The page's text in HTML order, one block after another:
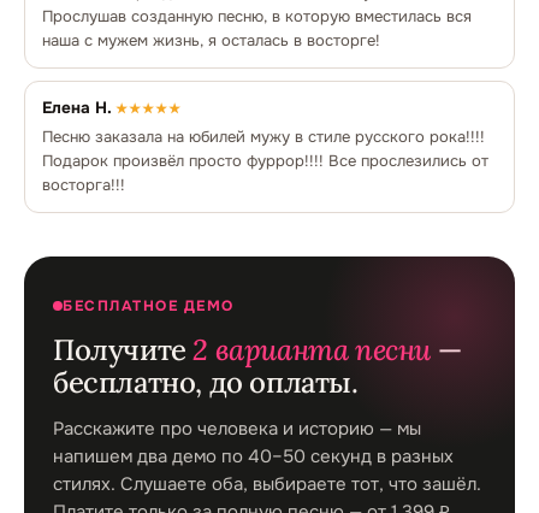
Прослушав созданную песню, в которую вместилась вся
наша с мужем жизнь, я осталась в восторге!
Елена Н. ★★★★★
Песню заказала на юбилей мужу в стиле русского рока!!!!
Подарок произвёл просто фуррор!!!! Все прослезились от
восторга!!!
БЕСПЛАТНОЕ ДЕМО
Получите2 варианта песни —
бесплатно, до оплаты.
Расскажите про человека и историю — мы
напишем два демо по 40–50 секунд в разных
стилях. Слушаете оба, выбираете тот, что зашёл.